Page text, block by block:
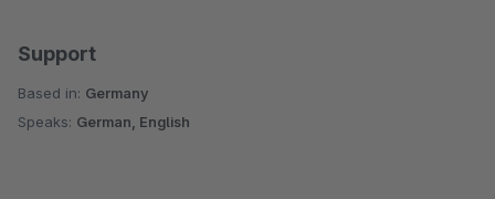
Support
Based in: Germany
Speaks: German, English